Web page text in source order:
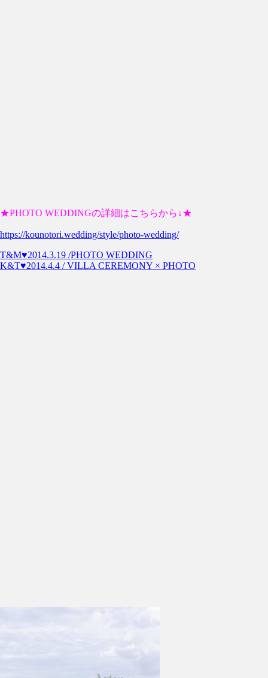
★PHOTO WEDDINGの詳細はこちらから↓★
https://kounotori.wedding/style/photo-wedding/
T&M♥2014.3.19 /PHOTO WEDDING
K&T♥2014.4.4 / VILLA CEREMONY × PHOTO